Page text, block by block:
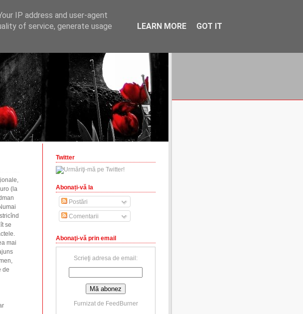
(la
se
mai
de
Twitter
Abonați-vă la
Postări
Comentarii
Abonaţi-vă prin email
Scrieţi adresa de email:
Furnizat de FeedBurner
IP address and user-agent
of service, generate usage
LEARN MORE GOT IT